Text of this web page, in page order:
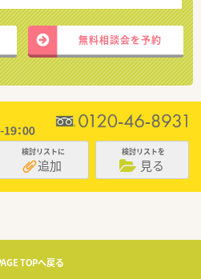
無料相談会を予約
検討リストに
追加
検討リストを
見る
TOPへ戻る